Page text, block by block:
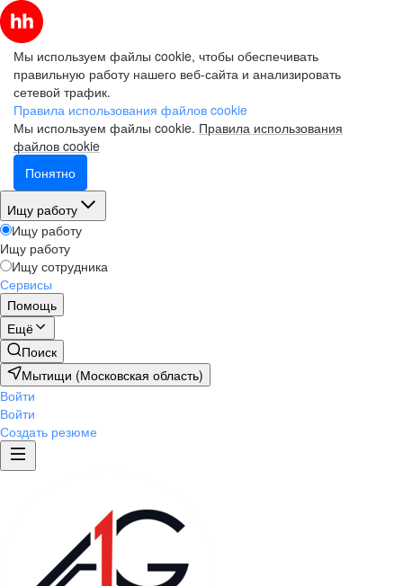
Мы используем файлы cookie, чтобы обеспечивать
правильную работу нашего веб-сайта и анализировать
сетевой трафик.
Правила использования файлов cookie
Мы используем файлы cookie. Правила использования
файлов cookie
Понятно
Ищу работу
Ищу работу
Ищу работу
Ищу сотрудника
Сервисы
Помощь
Ещё
Поиск
Мытищи (Московская область)
Войти
Войти
Создать резюме